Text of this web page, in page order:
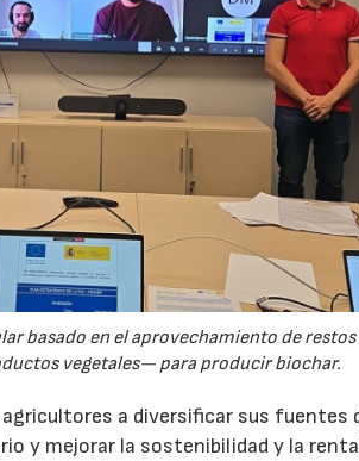
basado en el aprovechamiento de
vegetales— para producir biochar.
a diversificar sus fuentes
y mejorar la sostenibilidad y la